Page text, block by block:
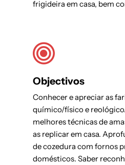
frigideira em casa, bem
Objectivos
Conhecer e apreciar as
químico/físico e
melhores técnicas de
as replicar em casa.
de cozedura com fornos
domésticos. Saber